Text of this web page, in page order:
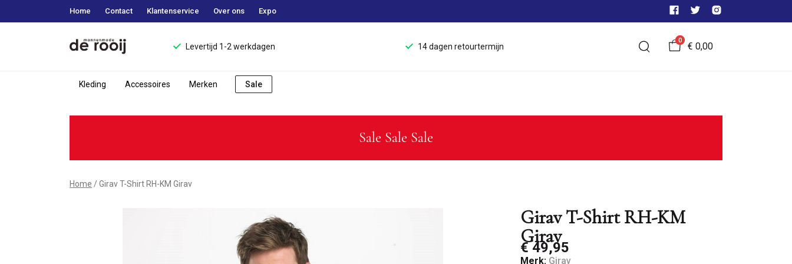
Home Contact Klantenservice Over ons Expo
Levertijd 1-2 werkdagen 14 dagen retourtermijn
0
€ 0,00
Kleding Accessoires Merken Sale
Sale Sale Sale
Home Girav T-Shirt RH-KM Girav
Girav T-Shirt RH-KM
Girav
€ 49,95
Merk: Girav